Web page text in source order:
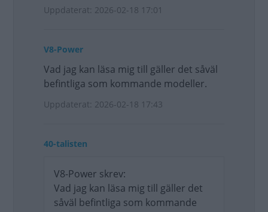
Uppdaterat: 2026-02-18 17:01
V8-Power
Vad jag kan läsa mig till gäller det såväl
befintliga som kommande modeller.
Uppdaterat: 2026-02-18 17:43
40-talisten
V8-Power skrev:
Vad jag kan läsa mig till gäller det
såväl befintliga som kommande